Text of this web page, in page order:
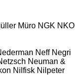
Müro NGK NKO
Neff Negri
Neuman &
Nilfisk Nilpeter